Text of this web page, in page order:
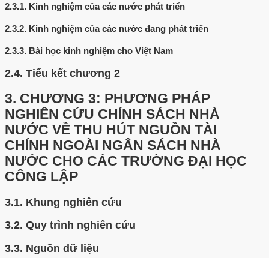
2.3.1. Kinh nghiệm của các nước phát triển
2.3.2. Kinh nghiệm của các nước đang phát triển
2.3.3. Bài học kinh nghiệm cho Việt Nam
2.4. Tiểu kết chương 2
3. CHƯƠNG 3: PHƯƠNG PHÁP
NGHIÊN CỨU CHÍNH SÁCH NHÀ
NƯỚC VỀ THU HÚT NGUỒN TÀI
CHÍNH NGOÀI NGÂN SÁCH NHÀ
NƯỚC CHO CÁC TRƯỜNG ĐẠI HỌC
CÔNG LẬP
3.1. Khung nghiên cứu
3.2. Quy trình nghiên cứu
3.3. Nguồn dữ liệu